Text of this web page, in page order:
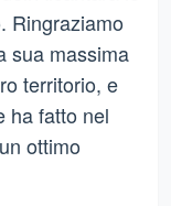
Ringraziamo
sua massima
territorio, e
ha fatto nel
ottimo